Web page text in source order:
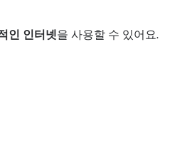
인 인터넷을 사용할 수 있어요.